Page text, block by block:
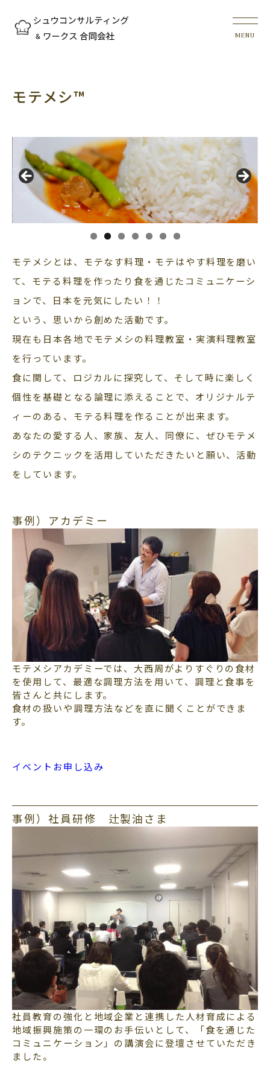
モテメシ™
モテメシとは、モテなす料理・モテはやす料理を磨い
て、モテる料理を作ったり食を通じたコミュニケーシ
ョンで、日本を元気にしたい！！
という、思いから創めた活動です。
現在も日本各地でモテメシの料理教室・実演料理教室
を行っています。
食に関して、ロジカルに探究して、そして時に楽しく
個性を基礎となる論理に添えることで、オリジナルテ
ィーのある、モテる料理を作ることが出来ます。
あなたの愛する人、家族、友人、同僚に、ぜひモテメ
シのテクニックを活用していただきたいと願い、活動
をしています。
事例）アカデミー
モテメシアカデミーでは、大西周がよりすぐりの食材
を使用して、最適な調理方法を用いて、調理と食事を
皆さんと共にします。
食材の扱いや調理方法などを直に聞くことができま
す。
イベントお申し込み
事例）社員研修 辻製油さま
社員教育の強化と地域企業と連携した人材育成による
地域振興施策の一環のお手伝いとして、「食を通じた
コミュニケーション」の講演会に登壇させていただき
ました。